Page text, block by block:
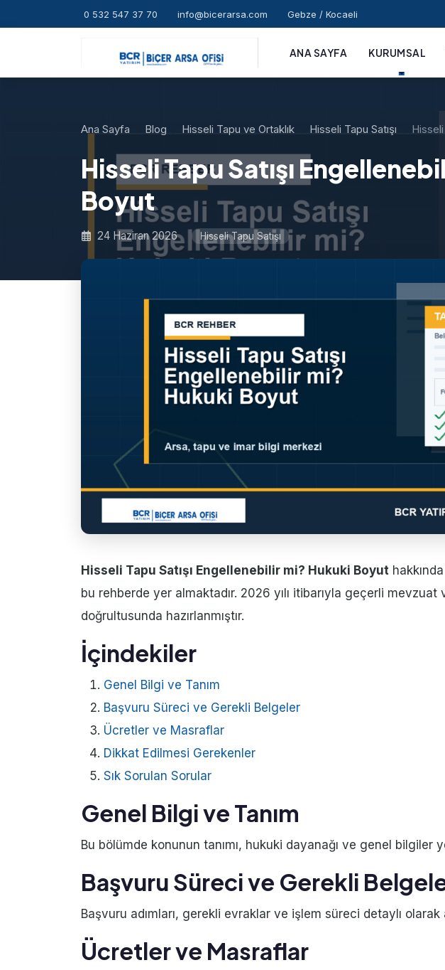
0 532 547 37 70 info@bicerarsa.com Gebze / Kocaeli
ANA SAYFA KURUMSAL
Ana Sayfa Blog Hisseli Tapu ve Ortaklık Hisseli Tapu Satışı
Hisseli Tapu Satışı
Boyut
24 Haziran 2026 Hisseli Tapu Satışı
Hisseli Tapu Satışı Engellenebilir mi? Hukuki Boyut
bu rehberde yer almaktadır. 2026 yılı itibarıyla geçerli
doğrultusunda hazırlanmıştır.
İçindekiler
Genel Bilgi ve Tanım
Başvuru Süreci ve Gerekli Belgeler
Ücretler ve Masraflar
Dikkat Edilmesi Gerekenler
Sık Sorulan Sorular
Genel Bilgi ve Tanım
Bu bölümde konunun tanımı, hukuki dayanağı ve genel bilgiler
Başvuru Süreci ve Gerekli
Başvuru adımları, gerekli evraklar ve işlem süreci detaylı olarak
Ücretler ve Masraflar